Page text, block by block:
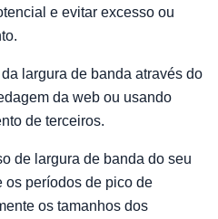
e evitar excesso ou
largura de banda através do
da web ou usando
de terceiros.
de largura de banda do seu
os períodos de pico de
os tamanhos dos